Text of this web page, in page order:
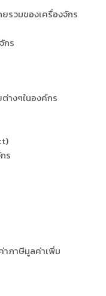
รวมของเครื่องจักร
กร
างๆในองค์กร
ร
าภาษีมูลค่าเพิ่ม